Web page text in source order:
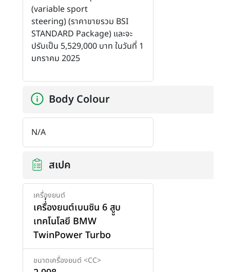
(variable sport
steering) (ราคาขายรวม BSI
STANDARD Package) และจะ
ปรับเป็น 5,529,000 บาท ในวันที่ 1
มกราคม 2025
Body Colour
N/A
สเปค
เครื่องยนต์
เครื่่องยนต์เบนซิน 6 สููบ
เทคโนโลยี BMW
TwinPower Turbo
ขนาดเครื่องยนต์ <CC>